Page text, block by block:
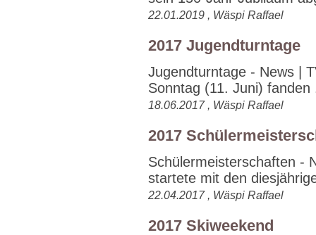
22.01.2019 , Wäspi Raffael
2017 Jugendturntage
Jugendturntage - News |
Sonntag (11. Juni) fanden
18.06.2017 , Wäspi Raffael
2017
Schülermeisterschaften -
startete mit den
22.04.2017 , Wäspi Raffael
2017 Skiweekend